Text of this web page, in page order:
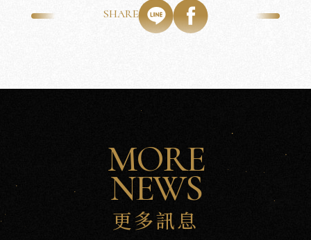
SHARE
MORE
NEWS
更多訊息